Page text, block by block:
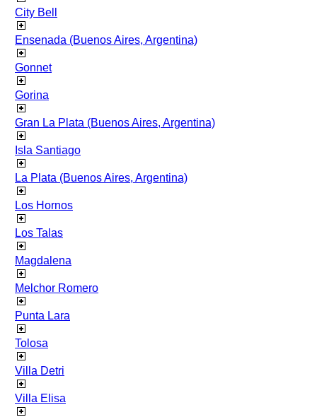
City Bell
Ensenada (Buenos Aires, Argentina)
Gonnet
Gorina
Gran La Plata (Buenos Aires, Argentina)
Isla Santiago
La Plata (Buenos Aires, Argentina)
Los Hornos
Los Talas
Magdalena
Melchor Romero
Punta Lara
Tolosa
Villa Detri
Villa Elisa